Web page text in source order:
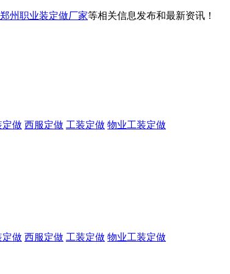
郑州职业装定做厂家等相关信息发布和最新资讯！
定做 西服定做 工装定做 物业工装定做
定做 西服定做 工装定做 物业工装定做